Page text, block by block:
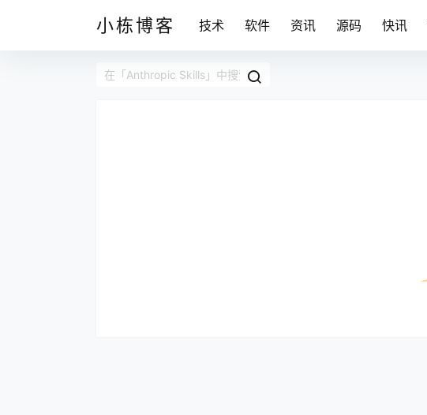
小栋博客 技术 软件 资讯 源码 快讯